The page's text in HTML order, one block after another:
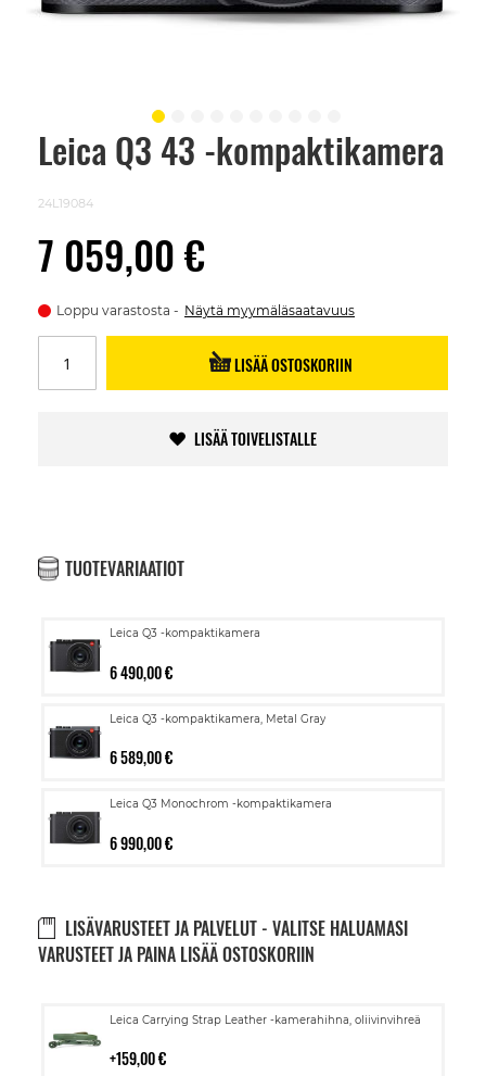
Leica Q3 43 -kompaktikamera
24L19084
7 059,00 €
Loppu varastosta Näytä myymäläsaatavuus
LISÄÄ OSTOSKORIIN
LISÄÄ TOIVELISTALLE
TUOTEVARIAATIOT
Leica Q3 -kompaktikamera
6 490,00 €
Leica Q3 -kompaktikamera, Metal Gray
6 589,00 €
Leica Q3 Monochrom -kompaktikamera
6 990,00 €
LISÄVARUSTEET JA PALVELUT - VALITSE HALUAMASI
VARUSTEET JA PAINA LISÄÄ OSTOSKORIIN
Leica Carrying Strap Leather -kamerahihna, oliivinvihreä
159,00 €
Lisää
Skip
images
gallery